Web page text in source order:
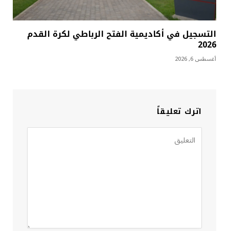
التسجيل في أكاديمية الفتح الرباطي لكرة القدم
2026
أغسطس 6, 2026
اترك تعليقاً